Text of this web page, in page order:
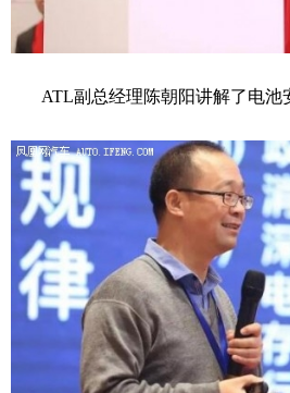
ATL副总经理陈朝阳讲解了电池